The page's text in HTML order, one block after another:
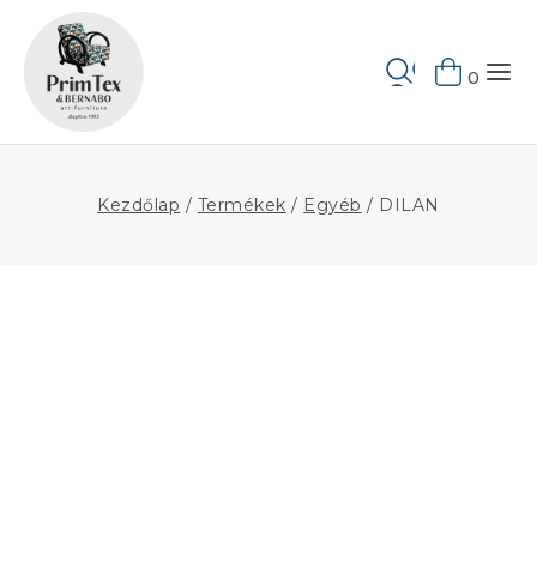
content
0
Kezdőlap / Termékek / Egyéb / DILAN